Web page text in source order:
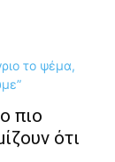
πιο
ότι